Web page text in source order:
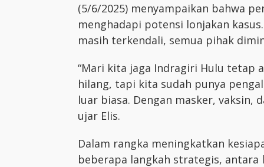
(5/6/2025) menyampaikan bahwa
menghadapi potensi lonjakan
masih terkendali, semua pihak
“Mari kita jaga Indragiri Hulu tetap
hilang, tapi kita sudah punya
luar biasa. Dengan masker, vaksin,
ujar Elis.
Dalam rangka meningkatkan
beberapa langkah strategis, antara